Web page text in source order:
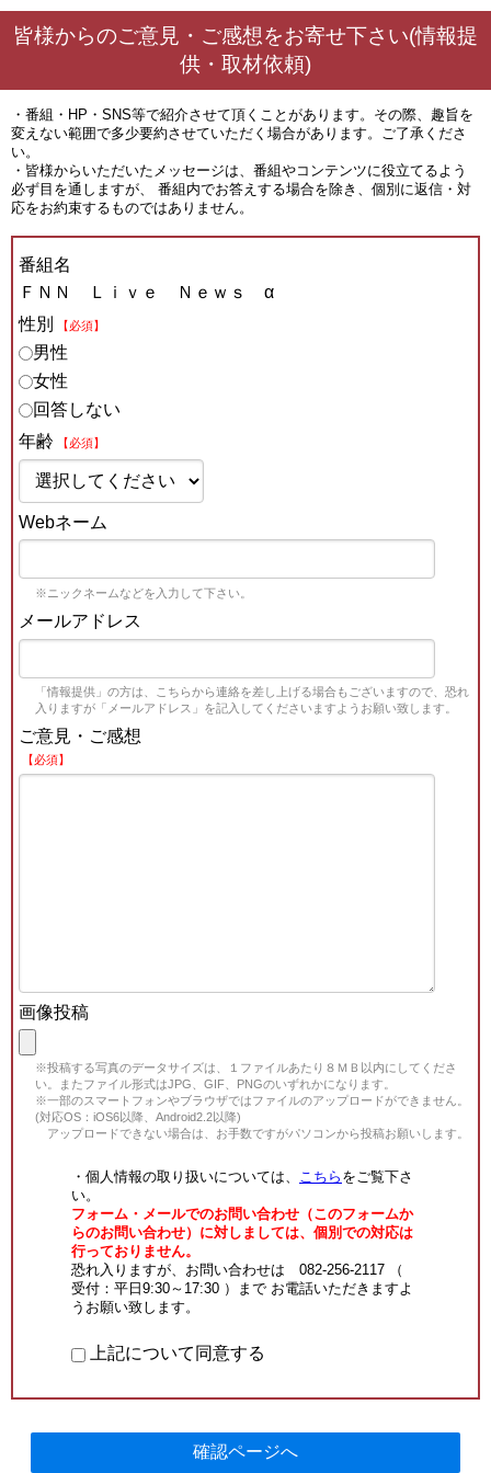
皆様からのご意見・ご感想をお寄せ下さい(情報提
供・取材依頼)
・番組・HP・SNS等で紹介させて頂くことがあります。その際、趣旨を
変えない範囲で多少要約させていただく場合があります。ご了承くださ
い。
・皆様からいただいたメッセージは、番組やコンテンツに役立てるよう
必ず目を通しますが、 番組内でお答えする場合を除き、個別に返信・対
応をお約束するものではありません。
番組名
ＦＮＮ Ｌｉｖｅ Ｎｅｗｓ α
性別
【必須】
男性
女性
回答しない
年齢
【必須】
Webネーム
※ニックネームなどを入力して下さい。
メールアドレス
「情報提供」の方は、こちらから連絡を差し上げる場合もございますので、恐れ
入りますが「メールアドレス」を記入してくださいますようお願い致します。
ご意見・ご感想
【必須】
画像投稿
※投稿する写真のデータサイズは、１ファイルあたり８ＭＢ以内にしてくださ
い。またファイル形式はJPG、GIF、PNGのいずれかになります。
※一部のスマートフォンやブラウザではファイルのアップロードができません。
(対応OS：iOS6以降、Android2.2以降)
アップロードできない場合は、お手数ですがパソコンから投稿お願いします。
・個人情報の取り扱いについては、 こちら をご覧下さ
い。
フォーム・メールでのお問い合わせ（このフォームか
らのお問い合わせ）に対しましては、個別での対応は
行っておりません。
恐れ入りますが、お問い合わせは 082-256-2117 （
受付：平日9:30～17:30 ）まで お電話いただきますよ
うお願い致します。
上記について同意する
確認ページへ